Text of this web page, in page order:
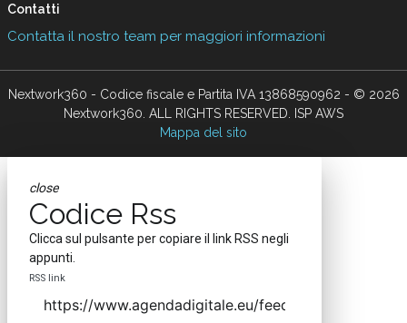
Contatti
Contatta il nostro team per maggiori informazioni
Nextwork360 - Codice fiscale e Partita IVA 13868590962 - © 2026
Nextwork360. ALL RIGHTS RESERVED. ISP AWS
Mappa del sito
close
Codice Rss
Clicca sul pulsante per copiare il link RSS negli
appunti.
RSS link